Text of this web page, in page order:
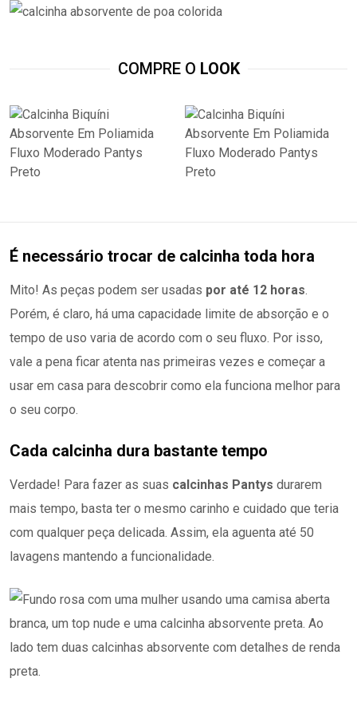
COMPRE O LOOK
É necessário trocar de calcinha toda hora
Mito! As peças podem ser usadas por até 12 horas.
Porém, é claro, há uma capacidade limite de absorção e o
tempo de uso varia de acordo com o seu fluxo. Por isso,
vale a pena ficar atenta nas primeiras vezes e começar a
usar em casa para descobrir como ela funciona melhor para
o seu corpo.
Cada calcinha dura bastante tempo
Verdade! Para fazer as suas calcinhas Pantys durarem
mais tempo, basta ter o mesmo carinho e cuidado que teria
com qualquer peça delicada. Assim, ela aguenta até 50
lavagens mantendo a funcionalidade.